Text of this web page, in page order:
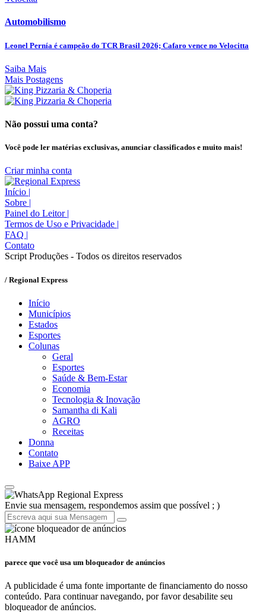
Automobilismo
Leonel Pernía é campeão do TCR Brasil 2026; Cafaro vence no Velocitta
Saiba Mais
Mais Postagens
Não possui uma conta?
Você pode ler matérias exclusivas, anunciar classificados e muito mais!
Criar minha conta
Início |
Sobre |
Painel do Leitor |
Termos de Uso e Privacidade |
FAQ |
Contato
Script Produções - Todos os direitos reservados
/ Regional Express
Início
Municípios
Estados
Esportes
Colunas
Geral
Esportes
Saúde & Bem-Estar
Economia
Tecnologia & Inovação
Samantha di Kali
AGRO
Receitas
Donna
Contato
Baixe APP
Regional Express
Envie sua mensagem, respondemos assim que possível ; )
HAMM
parece que você usa um bloqueador de anúncios
A publicidade é uma fonte importante de financiamento do nosso
conteúdo. Para continuar navegando, por favor desabilite seu
bloqueador de anúncios.